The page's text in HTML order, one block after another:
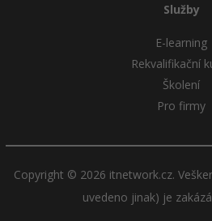
Služby
E-learning
Rekvalifikační
Školení
Pro firmy
Copyright © 2026 itnetwork.cz.
uvedeno jinak) je